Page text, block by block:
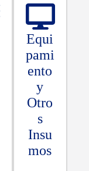
Equi
pami
ento
y
Otro
s
Insu
mos